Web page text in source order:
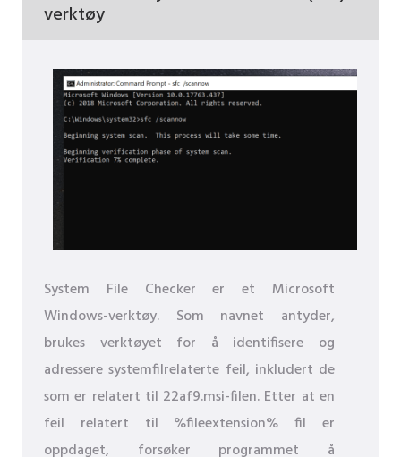
verktøy
System File Checker er et Microsoft
Windows-verktøy. Som navnet antyder,
brukes verktøyet for å identifisere og
adressere systemfilrelaterte feil, inkludert de
som er relatert til 22af9.msi-filen. Etter at en
feil relatert til %fileextension% fil er
oppdaget, forsøker programmet å